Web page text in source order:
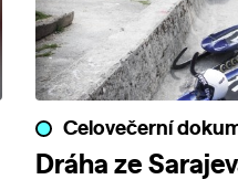
Celovečerní
Dráha ze